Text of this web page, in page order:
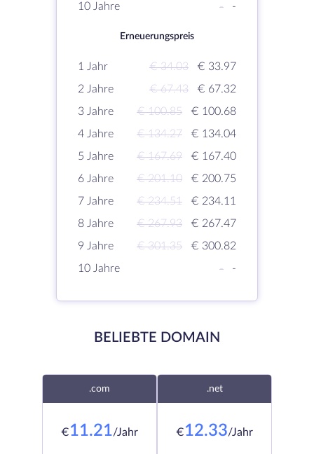
10 Jahre
- -
Erneuerungspreis
1 Jahr € 34.03
€ 33.97
2 Jahre
€ 67.43
€ 67.32
3 Jahre
€ 100.85
€ 100.68
4 Jahre
€ 134.27
€ 134.04
5 Jahre
€ 167.69
€ 167.40
6 Jahre
€ 201.10
€ 200.75
7 Jahre
€ 234.51
€ 234.11
8 Jahre
€ 267.93
€ 267.47
9 Jahre
€ 301.35
€ 300.82
10 Jahre
- -
BELIEBTE DOMAIN
.com
€11.21/Jahr
.net
€12.33/Jahr